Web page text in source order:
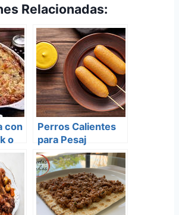
Relacionadas:
con
o
Perros Calientes
para Pesaj